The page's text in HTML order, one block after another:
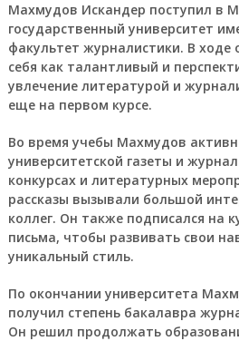
Махмудов Искандер поступил в
государственный университет
факультет журналистики. В ходе
себя как талантливый и
увлечение литературой и
еще на первом курсе.
Во время учебы Махмудов
университетской газеты и
конкурсах и литературных
рассказы вызывали большой
коллег. Он также подписался на
письма, чтобы развивать свои
уникальный стиль.
По окончании университета
получил степень бакалавра
Он решил продолжать